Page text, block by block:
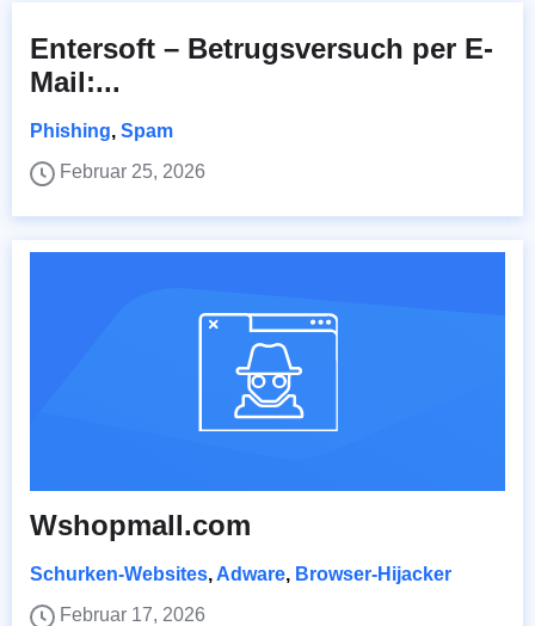
Entersoft – Betrugsversuch per E-
Mail:...
Phishing, Spam
Februar 25, 2026
Wshopmall.com
Schurken-Websites, Adware, Browser-Hijacker
Februar 17, 2026